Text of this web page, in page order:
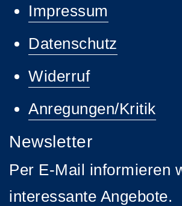
Impressum
Datenschutz
Widerruf
Anregungen/Kritik
Newsletter
Per E-Mail informieren
interessante Angebote.